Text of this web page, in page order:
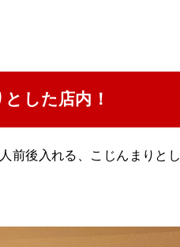
した店内！
前後入れる、こじんまりとし